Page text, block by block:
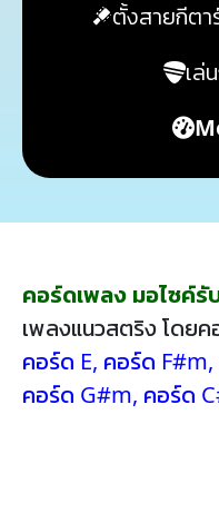
ตั้งสายกีตา
เล่
คอร์ดเพลง มอไซค์รั
เพลงแนวสตริง โดย
คอร์ด E, คอร์ด F#m,
คอร์ด G#m, คอร์ด